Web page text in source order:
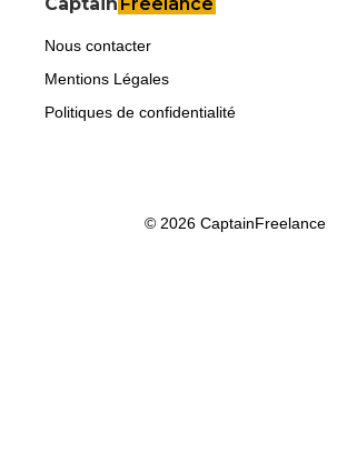
Nous contacter
Mentions Légales
Politiques de confidentialité
© 2026 CaptainFreelance